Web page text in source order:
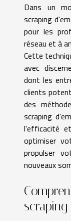
Dans un
scraping
pour les
réseau et à
Cette
avec
dont les
clients
des
scraping
l'efficacité
optimiser
propulser
nouveaux